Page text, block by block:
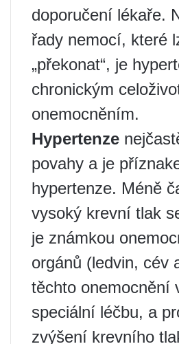
doporučení lékaře.
řady nemocí, které
„překonat“, je
chronickým
onemocněním.
Hypertenze
povahy a je
hypertenze. Méně
vysoký krevní tlak
je známkou
orgánů (ledvin, cév
těchto onemocnění
speciální léčbu, a
zvýšení krevního